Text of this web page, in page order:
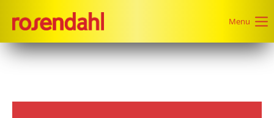
Menu